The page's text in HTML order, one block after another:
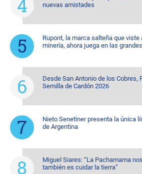
nuevas amistades
Rupont, la marca salteña que viste
minería, ahora juega en las
Desde San Antonio de los Cobres,
Semilla de Cardón 2026
Nieto Senetiner presenta la única
de Argentina
Miguel Siares: “La Pachamama
también es cuidar la tierra”